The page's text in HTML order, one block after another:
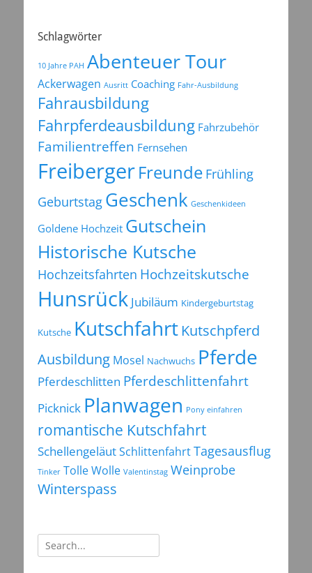
Schlagwörter
10 Jahre PAH Abenteuer Tour
Ackerwagen Ausritt Coaching Fahr-Ausbildung
Fahrausbildung
Fahrpferdeausbildung Fahrzubehör
Familientreffen Fernsehen
FreibergerFreunde Frühling
Geburtstag Geschenk Geschenkideen
Goldene Hochzeit Gutschein
Historische Kutsche
Hochzeitsfahrten Hochzeitskutsche
Hunsrück Jubiläum Kindergeburtstag
Kutsche Kutschfahrt Kutschpferd
Ausbildung Mosel Nachwuchs Pferde
Pferdeschlitten Pferdeschlittenfahrt
Picknick Planwagen Pony einfahren
romantische Kutschfahrt
SchellengeläutSchlittenfahrtTagesausflug
Tinker Tolle Wolle Valentinstag Weinprobe
Winterspass
Suchen
nach: